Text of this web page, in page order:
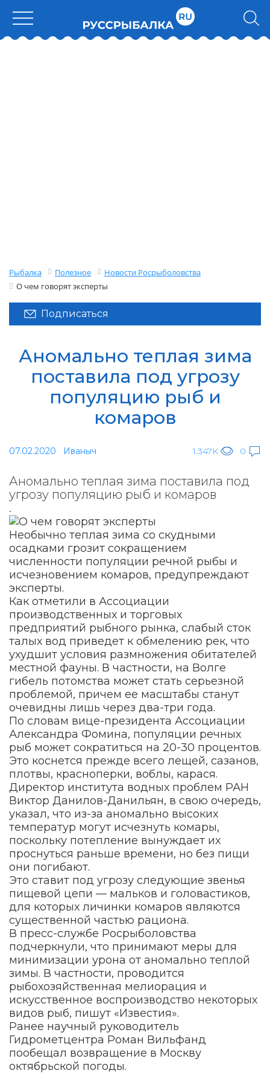
Рыбалка Полезное
Новости Росрыболовства
О чем говорят эксперты
Подписаться
Аномально теплая зима
поставила под угрозу
популяцию рыб и
комаров
07.02.2020 Иваныч 1.347K 0
Аномально теплая зима поставила под
угрозу популяцию рыб и комаров
.
Необычно теплая зима со скудными
осадками грозит сокращением
численности популяции речной рыбы и
исчезновением комаров, предупреждают
эксперты.
Как отметили в Ассоциации
производственных и торговых
предприятий рыбного рынка, слабый сток
талых вод приведет к обмелению рек, что
ухудшит условия размножения обитателей
местной фауны. В частности, на Волге
гибель потомства может стать серьезной
проблемой, причем ее масштабы станут
очевидны лишь через два-три года.
По словам вице-президента Ассоциации
Александра Фомина, популяции речных
рыб может сократиться на 20-30 процентов.
Это коснется прежде всего лещей, сазанов,
плотвы, красноперки, воблы, карася.
Директор института водных проблем РАН
Виктор Данилов-Данильян, в свою очередь,
указал, что из-за аномально высоких
температур могут исчезнуть комары,
поскольку потепление вынуждает их
проснуться раньше времени, но без пищи
они погибают.
Это ставит под угрозу следующие звенья
пищевой цепи — мальков и головастиков,
для которых личинки комаров являются
существенной частью рациона.
В пресс-службе Росрыболовства
подчеркнули, что принимают меры для
минимизации урона от аномально теплой
зимы. В частности, проводится
рыбохозяйственная мелиорация и
искусственное воспроизводство некоторых
видов рыб, пишут «Известия».
Ранее научный руководитель
Гидрометцентра Роман Вильфанд
пообещал возвращение в Москву
октябрьской погоды.